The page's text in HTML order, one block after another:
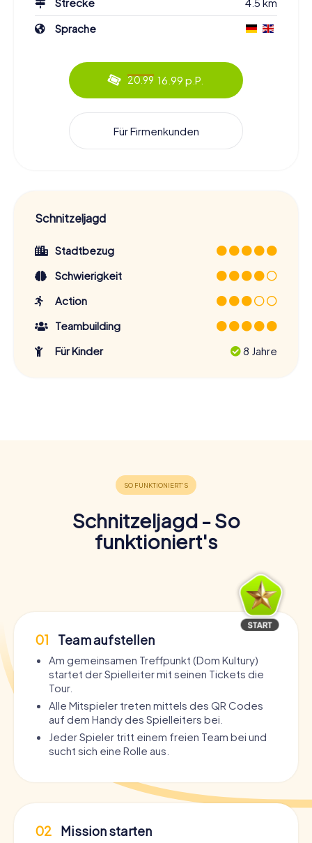
Sprache
20.99 16.99 p.P.
Für Firmenkunden
Schnitzeljagd
Stadtbezug
Schwierigkeit
Action
Teambuilding
Für Kinder
8 Jahre
Schnitzeljagd - So
funktioniert's
01 Team aufstellen
Am gemeinsamen Treffpunkt (Dom Kultury)
startet der Spielleiter mit seinen Tickets die
Tour.
Alle Mitspieler treten mittels des QR Codes
auf dem Handy des Spielleiters bei.
Jeder Spieler tritt einem freien Team bei und
sucht sich eine Rolle aus.
02 Mission starten